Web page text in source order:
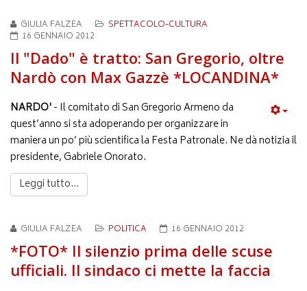
GIULIA FALZEA
SPETTACOLO-CULTURA
16 GENNAIO 2012
Il "Dado" è tratto: San Gregorio, oltre
Nardò con Max Gazzè *LOCANDINA*
NARDO'- Il comitato di San Gregorio Armeno da
quest’anno si sta adoperando per organizzare in
maniera un po’ più scientifica la Festa Patronale. Ne dà notizia il
presidente, Gabriele Onorato.
Leggi tutto...
GIULIA FALZEA POLITICA 16 GENNAIO 2012
*FOTO* Il silenzio prima delle scuse
ufficiali. Il sindaco ci mette la faccia